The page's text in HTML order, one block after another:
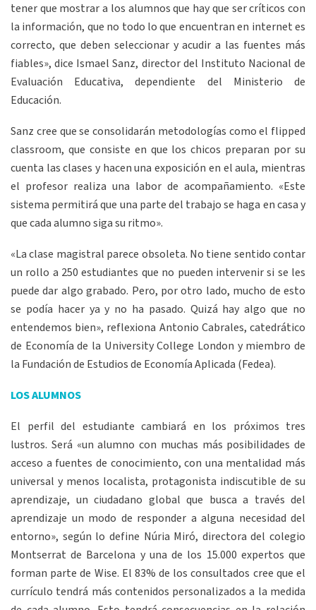
tener que mostrar a los alumnos que hay que ser críticos con
la información, que no todo lo que encuentran en internet es
correcto, que deben seleccionar y acudir a las fuentes más
fiables», dice Ismael Sanz, director del Instituto Nacional de
Evaluación Educativa, dependiente del Ministerio de
Educación.
Sanz cree que se consolidarán metodologías como el flipped
classroom, que consiste en que los chicos preparan por su
cuenta las clases y hacen una exposición en el aula, mientras
el profesor realiza una labor de acompañamiento. «Este
sistema permitirá que una parte del trabajo se haga en casa y
que cada alumno siga su ritmo».
«La clase magistral parece obsoleta. No tiene sentido contar
un rollo a 250 estudiantes que no pueden intervenir si se les
puede dar algo grabado. Pero, por otro lado, mucho de esto
se podía hacer ya y no ha pasado. Quizá hay algo que no
entendemos bien», reflexiona Antonio Cabrales, catedrático
de Economía de la University College London y miembro de
la Fundación de Estudios de Economía Aplicada (Fedea).
LOS ALUMNOS
El perfil del estudiante cambiará en los próximos tres
lustros. Será «un alumno con muchas más posibilidades de
acceso a fuentes de conocimiento, con una mentalidad más
universal y menos localista, protagonista indiscutible de su
aprendizaje, un ciudadano global que busca a través del
aprendizaje un modo de responder a alguna necesidad del
entorno», según lo define Núria Miró, directora del colegio
Montserrat de Barcelona y una de los 15.000 expertos que
forman parte de Wise. El 83% de los consultados cree que el
currículo tendrá más contenidos personalizados a la medida